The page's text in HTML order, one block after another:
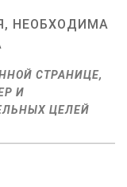
НЕОБХОДИМА
СТРАНИЦЕ,
И
ЦЕЛЕЙ